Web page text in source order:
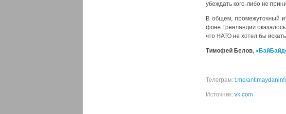
убеж­дать кого-либо не
В общем, про­ме­жу­точ­ный
фоне Грен­лан­дии
что НАТО не хотел бы
Тимо­фей Белов,
Телеграм: t.me/
Источник: vk.com